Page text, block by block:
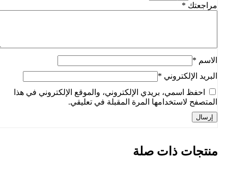
مراجعتك*
الاسم*
البريد الإلكتروني*
احفظ اسمي، بريدي الإلكتروني، والموقع الإلكتروني في هذا
المتصفح لاستخدامها المرة المقبلة في تعليقي.
منتجات ذات صلة